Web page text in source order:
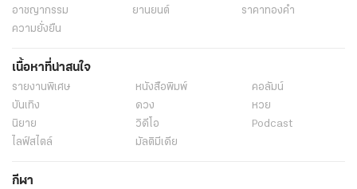
อาชญากรรม
ยานยนต์
ราคาทองคำ
ความยั่งยืน
เนื้อหาที่น่าสนใจ
รายงานพิเศษ หนังสือพิมพ์
คอลัมน์
บันเทิง
ดวง
หวย
นิยาย
วิดีโอ
Podcast
ไลฟ์สไตล์
มัลติมีเดีย
กีฬา